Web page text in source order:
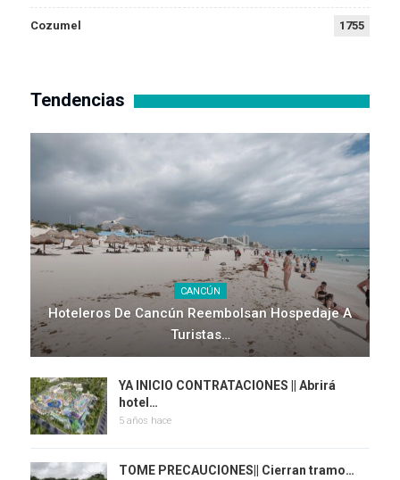
Cozumel 1755
Tendencias
CANCÚN
Hoteleros De Cancún Reembolsan Hospedaje A
Turistas…
YA INICIO CONTRATACIONES || Abrirá
hotel…
5 años hace
TOME PRECAUCIONES|| Cierran tramo…